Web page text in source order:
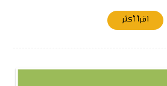
اقرأ أكثر